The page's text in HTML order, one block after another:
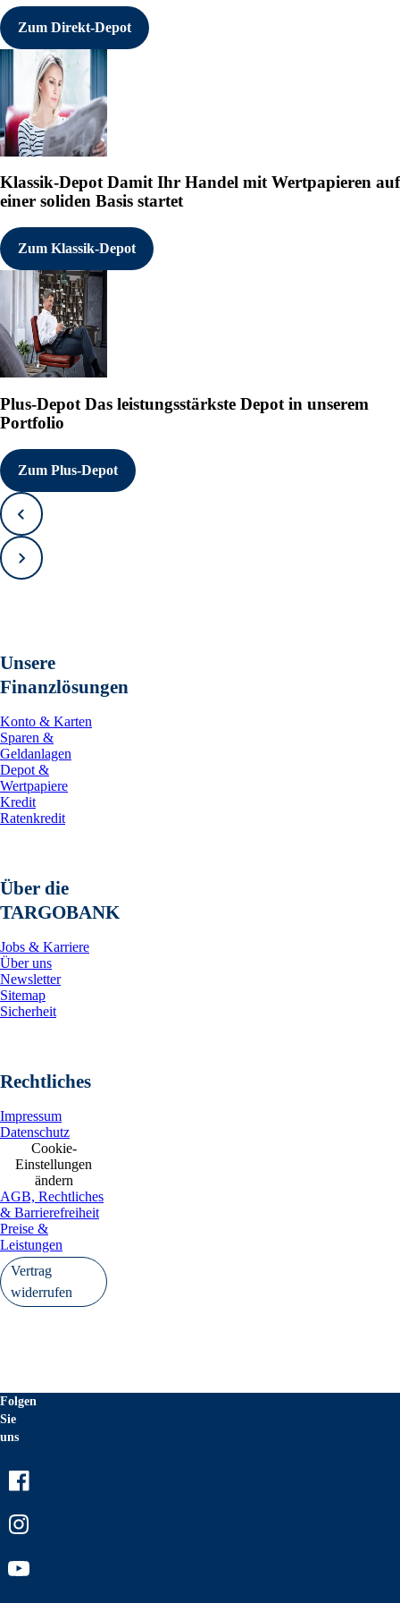
Zum Direkt-Depot
Klassik-DepotDamit Ihr Handel mit Wertpapieren auf
einer soliden Basis startet
Zum Klassik-Depot
Plus-Depot Das leistungsstärkste Depot in unserem
Portfolio
Zum Plus-Depot
Zurück
Vorwärts
Unsere
Finanzlösungen
Konto & Karten
Sparen &
Geldanlagen
Depot &
Wertpapiere
Kredit
Ratenkredit
Über die
TARGOBANK
Jobs & Karriere
Über uns
Newsletter
Sitemap
Sicherheit
Rechtliches
Impressum
Datenschutz
Cookie-
Einstellungen
ändern
AGB, Rechtliches
& Barrierefreiheit
Preise &
Leistungen
Vertrag
widerrufen
Folgen
Sie
uns
Youtube